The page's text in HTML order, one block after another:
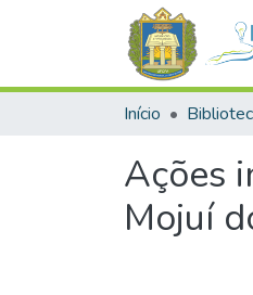
Início
Ações
Mojuí